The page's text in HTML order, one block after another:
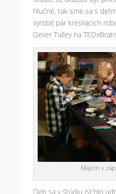
hlučné, tak sme sa s
vyrobiť pár kresliacich
Gever Tulley na
Majstri v
Deti sa v štúdiu rýchlo